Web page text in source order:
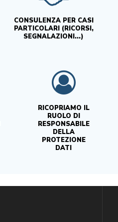
CONSULENZA PER CASI
PARTICOLARI (RICORSI,
SEGNALAZIONI...)
RICOPRIAMO IL
RUOLO DI
RESPONSABILE
DELLA
PROTEZIONE
DATI